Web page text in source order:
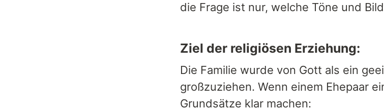
die Frage ist nur, welche Töne und
Ziel der religiösen Erziehung:
Die Familie wurde von Gott als ein
großzuziehen. Wenn einem Ehepaar
Grundsätze klar machen: